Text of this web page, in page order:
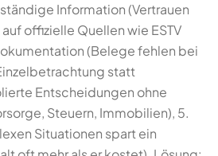
Information (Vertrauen
offizielle Quellen wie ESTV
(Belege fehlen bei
statt
Entscheidungen ohne
Steuern, Immobilien), 5.
Situationen spart ein